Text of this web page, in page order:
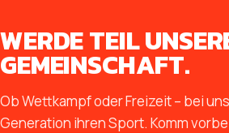
WERDE TEIL
GEMEINSCHAFT.
Ob Wettkampf oder Freizeit – bei
Generation ihren Sport. Komm